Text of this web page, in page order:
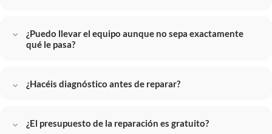
¿Puedo llevar el equipo aunque no sepa exactamente
qué le pasa?
¿Hacéis diagnóstico antes de reparar?
¿El presupuesto de la reparación es gratuito?